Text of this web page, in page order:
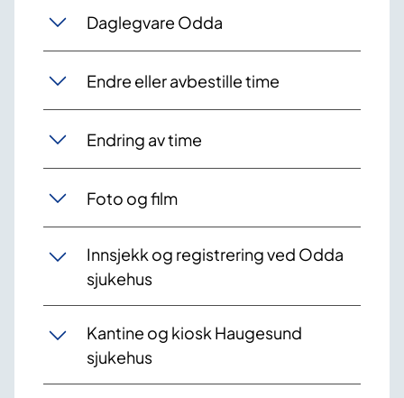
Daglegvare Odda
Endre eller avbestille time
Endring av time
Foto og film
Innsjekk og registrering ved Odda
sjukehus
Kantine og kiosk Haugesund
sjukehus